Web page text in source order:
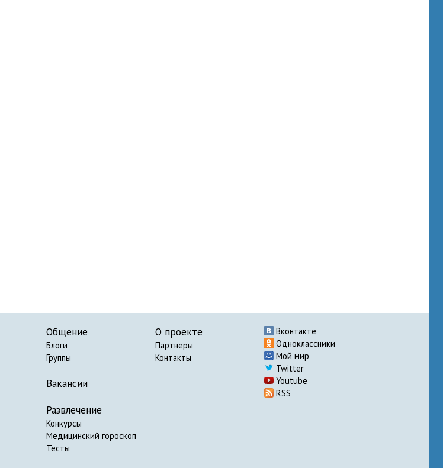
Общение
Блоги
Группы
Вакансии
Развлечение
Конкурсы
Медицинский гороскоп
Тесты
О проекте
Партнеры
Контакты
Вконтакте
Одноклассники
Мой мир
Twitter
Youtube
RSS